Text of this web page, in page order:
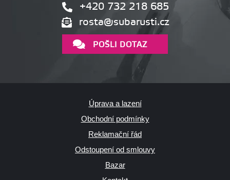
+420 732 218 685
rosta@subarusti.cz
POŠLI DOTAZ
Úprava a lazení
Obchodní podmínky
Reklamační řád
Odstoupení od smlouvy
Bazar